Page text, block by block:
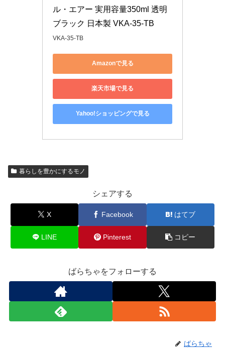
ル・エアー 実用容量350ml 透明
ブラック 日本製 VKA-35-TB
VKA-35-TB
Amazonで見る
楽天市場で見る
Yahoo!ショッピングで見る
暮らしを豊かにするモノ
シェアする
X Facebook はてブ
LINE Pinterest コピー
ばらちゃをフォローする
ばらちゃ